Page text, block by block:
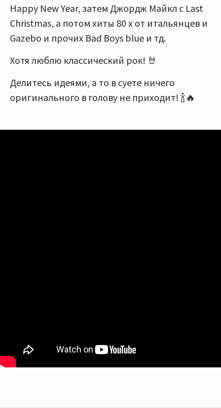
Happy New Year, затем Джордж Майкл с Last
Christmas, а потом хиты 80 х от итальянцев и
Gazebo и прочих Bad Boys blue и тд.
Хотя люблю классический рок! 🤘
Делитесь идеями, а то в суете ничего
оригинального в голову не приходит! 🍾🔥